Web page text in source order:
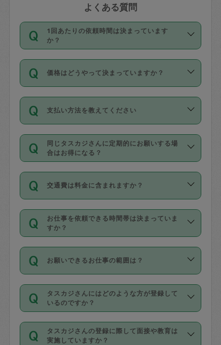
よくある質問
1回あたりの依頼時間は決まっています
か？
依頼1回につき3時間固定です。3時間を
超えて依頼したい場合は、延長機能をご
利用ください。機能をご利用いただくに
の上事前申請することが必要です。な
お、3時間を下回っても、値引き等はござ
いません。
価格はどうやって決まっていますか？
11種類の価格帯の中からタスカジさん自
身が価格を選んで設定しています。
タスカジさんの価格設定には最初は制限
があり、レビュー件数、レビューの平均
値、などで除々に設定可能な最高額が上
がっていく仕組みになっています。
支払い方法を教えてください
お支払方法はクレジットカード（Visa／
Master／JCB／AMERICAN EXPRESS／
Diners Club）のみとなります。
を行う際にご入力ください。プロフィー
ル登録時にはご入力いただかなくても大
丈夫です。
デビットカード・プリペイドカード（Vプ
リカ、au WALLETなど）は支払にはご利
銀行振込や現金払いも対応していませ
なお、タスカジさんの交通費も、依頼料
金のご請求と合わせてお支払いとなりま
動計算で表示されます。
同じタスカジさんに定期的にお願いする場
合はお得になる？
依頼には「スポット」と「定期（毎週｜
隔週）」があり、「定期」の依頼は「ス
ポット」よりお得な料金でご利用できま
す。
定期の最低利用回数は設けていない代わ
りに、一定数を超えたキャンセルは有償
（例：毎週定期の場合は３回以上のキャ
ンセルが有償（1200円、隔週定期の場合
は２回以上のキャンセルが有償（1200
交通費は料金に含まれますか？
交通費は依頼料金とは別途発生し、依頼
料金のご請求と合わせてお支払いとなり
ます。交通費の金額は「依頼の詳細」に
お仕事を依頼できる時間帯は決まっていま
すか？
時間帯は3種類あります。いずれも１回あ
たり３時間です。
・ＡＭ ９時～１２時
・ＰＭ １３時～１６時
・夜 １８時～２１時
開始時間を２時間前後変更することが可
お願いできるお仕事の範囲は？
掃除、整理収納、洗濯、買い物、料理、
作り置きです。タスカジさんによってで
きる仕事の範囲が異なりますので、依頼
する前にタスカジさんのプロフィールで
確認してください。
タスカジさんにはどのような方が登録して
いるのですか？
主婦として長年の家事経験をお持ちの
方、栄養士・調理師といった資格者で保
タスカジさんの登録に際して面接や教育は
実施していますか？